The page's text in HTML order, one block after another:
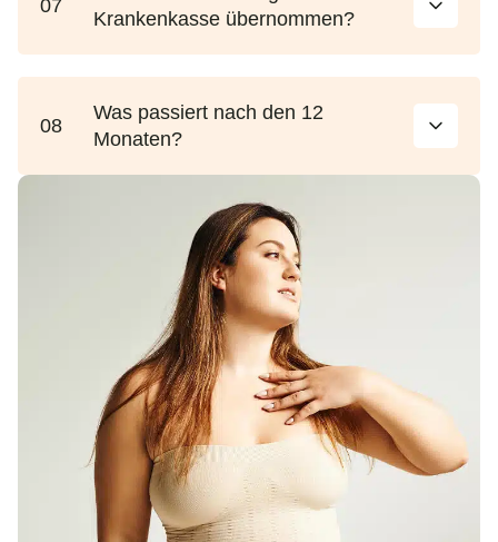
07
Krankenkasse übernommen?
08
Was passiert nach den 12
Monaten?